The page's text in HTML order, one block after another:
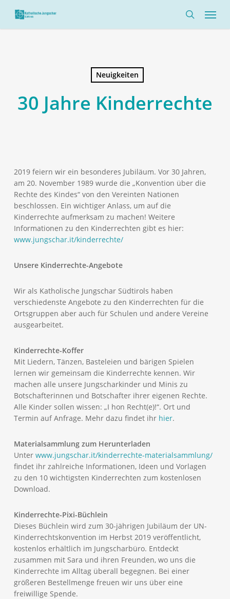
main
Menü
Neuigkeiten
30 Jahre Kinderrechte
2019 feiern wir ein besonderes Jubiläum. Vor 30 Jahren,
am 20. November 1989 wurde die „Konvention über die
Rechte des Kindes“ von den Vereinten Nationen
beschlossen. Ein wichtiger Anlass, um auf die
Kinderrechte aufmerksam zu machen! Weitere
Informationen zu den Kinderrechten gibt es hier:
www.jungschar.it/kinderrechte/
Unsere Kinderrechte-Angebote
Wir als Katholische Jungschar Südtirols haben
verschiedenste Angebote zu den Kinderrechten für die
Ortsgruppen aber auch für Schulen und andere Vereine
ausgearbeitet.
Kinderrechte-Koffer
Mit Liedern, Tänzen, Basteleien und bärigen Spielen
lernen wir gemeinsam die Kinderrechte kennen. Wir
machen alle unsere Jungscharkinder und Minis zu
Botschafterinnen und Botschafter ihrer eigenen Rechte.
Alle Kinder sollen wissen: „I hon Recht(e)!“. Ort und
Termin auf Anfrage. Mehr dazu findet ihr hier.
Materialsammlung zum Herunterladen
Unter www.jungschar.it/kinderrechte-materialsammlung/
findet ihr zahlreiche Informationen, Ideen und Vorlagen
zu den 10 wichtigsten Kinderrechten zum kostenlosen
Download.
Kinderrechte-Pixi-Büchlein
Dieses Büchlein wird zum 30-jährigen Jubiläum der UN-
Kinderrechtskonvention im Herbst 2019 veröffentlicht,
kostenlos erhältlich im Jungscharbüro. Entdeckt
zusammen mit Sara und ihren Freunden, wo uns die
Kinderrechte im Alltag überall begegnen. Bei einer
größeren Bestellmenge freuen wir uns über eine
freiwillige Spende.